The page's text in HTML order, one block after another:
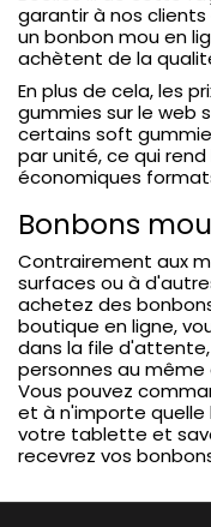
garantir à nos
un bonbon mou en
achètent de la
En plus de cela, les
gummies sur le web
certains soft
par unité, ce qui
économiques
Bonbons
Contrairement aux
surfaces ou à
achetez des
boutique en ligne,
dans la file
personnes au
Vous pouvez
et à n'importe quelle
votre tablette et
recevrez vos